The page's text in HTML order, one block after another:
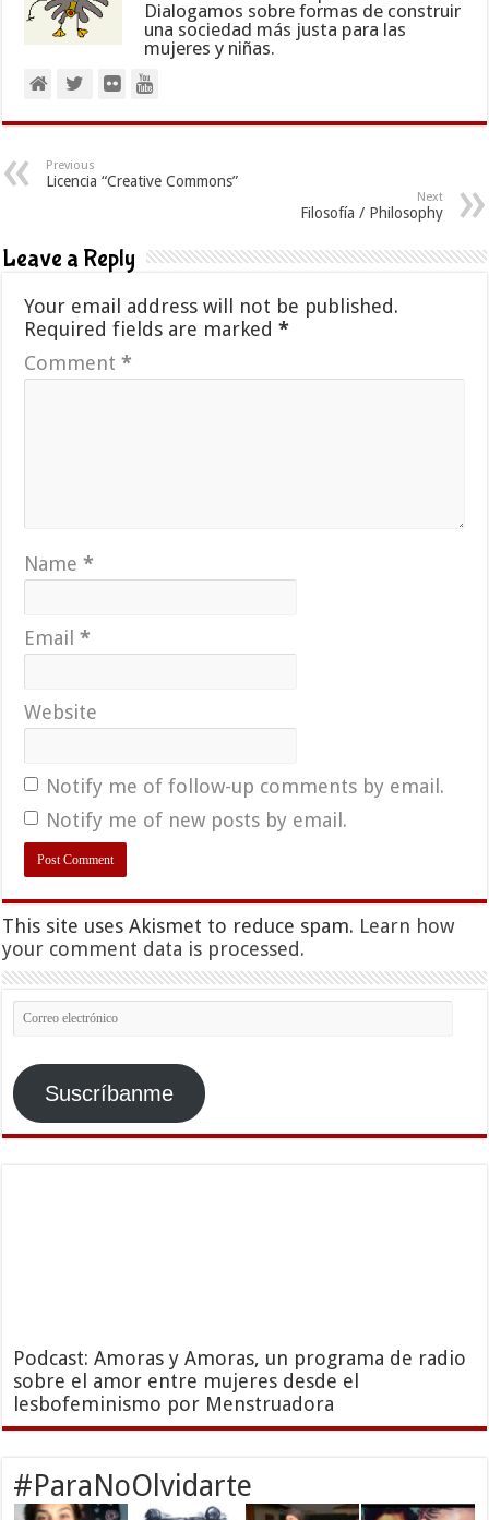
Dialogamos sobre formas de construir
una sociedad más justa para las
mujeres y niñas.
Previous
Licencia “Creative Commons”
Next
Filosofía / Philosophy
Leave a Reply
Your email address will not be published.
Required fields are marked*
Comment*
Name*
Email*
Website
Notify me of follow-up comments by email.
Notify me of new posts by email.
This site uses Akismet to reduce spam. Learn how
your comment data is processed.
Correo
electrónico
Suscríbanme
Podcast: Amoras y Amoras, un programa de radio
sobre el amor entre mujeres desde el
lesbofeminismo por Menstruadora
#ParaNoOlvidarte